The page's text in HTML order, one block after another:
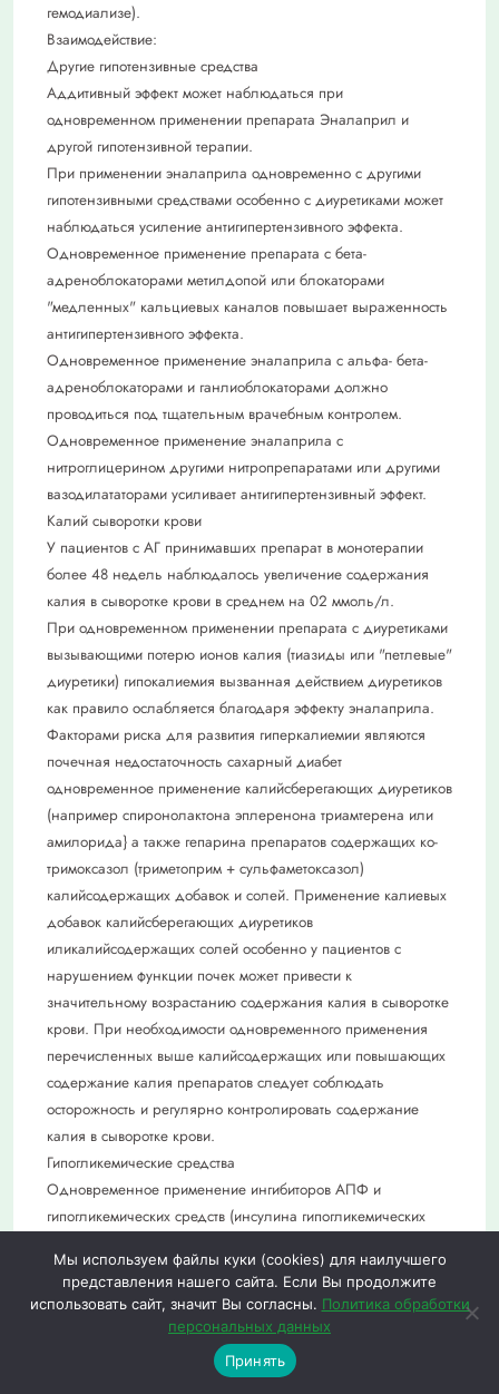
гемодиализе).
Взаимодействие:
Другие гипотензивные средства
Аддитивный эффект может наблюдаться при
одновременном применении препарата Эналаприл и
другой гипотензивной терапии.
При применении эналаприла одновременно с другими
гипотензивными средствами особенно с диуретиками может
наблюдаться усиление антигипертензивного эффекта.
Одновременное применение препарата с бета-
адреноблокаторами метилдопой или блокаторами
"медленных" кальциевых каналов повышает выраженность
антигипертензивного эффекта.
Одновременное применение эналаприла с альфа- бета-
адреноблокаторами и ганлиоблокаторами должно
проводиться под тщательным врачебным контролем.
Одновременное применение эналаприла с
нитроглицерином другими нитропрепаратами или другими
вазодилататорами усиливает антигипертензивный эффект.
Калий сыворотки крови
У пациентов с АГ принимавших препарат в монотерапии
более 48 недель наблюдалось увеличение содержания
калия в сыворотке крови в среднем на 02 ммоль/л.
При одновременном применении препарата с диуретиками
вызывающими потерю ионов калия (тиазиды или "петлевые"
диуретики) гипокалиемия вызванная действием диуретиков
как правило ослабляется благодаря эффекту эналаприла.
Факторами риска для развития гиперкалиемии являются
почечная недостаточность сахарный диабет
одновременное применение калийсберегающих диуретиков
(например спиронолактона эплеренона триамтерена или
амилорида} а также гепарина препаратов содержащих ко-
тримоксазол (триметоприм + сульфаметоксазол)
калийсодержащих добавок и солей. Применение калиевых
добавок калийсберегающих диуретиков
иликалийсодержащих солей особенно у пациентов с
нарушением функции почек может привести к
значительному возрастанию содержания калия в сыворотке
крови. При необходимости одновременного применения
перечисленных выше калийсодержащих или повышающих
содержание калия препаратов следует соблюдать
осторожность и регулярно контролировать содержание
калия в сыворотке крови.
Гипогликемические средства
Одновременное применение ингибиторов АПФ и
гипогликемических средств (инсулина гипогликемических
гипогликемический эффект последних с риском развития
гипогликемии. Данный феномен как правило наиболее
часто наблюдается в течение первых недель
комбинированной терапии а также у пациентов с
нарушением функции почек. У пациентов с сахарным
Избранное
0
Мы используем файлы куки (cookies) для наилучшего
представления нашего сайта. Если Вы продолжите
использовать сайт, значит Вы согласны. Политика обработки
персональных данных
Принять